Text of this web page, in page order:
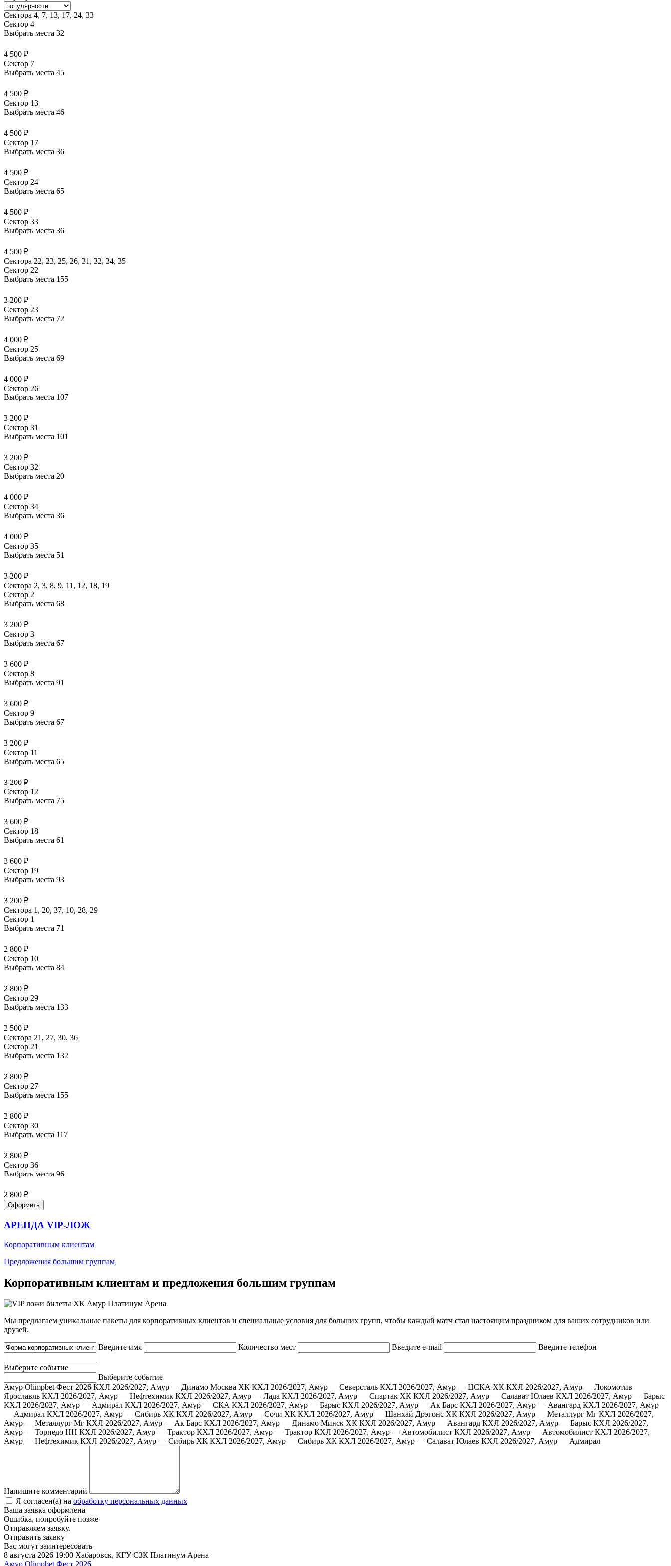
Сектора 4, 7, 13, 17, 24, 33
Сектор 4
Выбрать места 32
4 500 ₽
Сектор 7
Выбрать места 45
4 500 ₽
Сектор 13
Выбрать места 46
4 500 ₽
Сектор 17
Выбрать места 36
4 500 ₽
Сектор 24
Выбрать места 65
4 500 ₽
Сектор 33
Выбрать места 36
4 500 ₽
Сектора 22, 23, 25, 26, 31, 32, 34, 35
Сектор 22
Выбрать места 155
3 200 ₽
Сектор 23
Выбрать места 72
4 000 ₽
Сектор 25
Выбрать места 69
4 000 ₽
Сектор 26
Выбрать места 107
3 200 ₽
Сектор 31
Выбрать места 101
3 200 ₽
Сектор 32
Выбрать места 20
4 000 ₽
Сектор 34
Выбрать места 36
4 000 ₽
Сектор 35
Выбрать места 51
3 200 ₽
Сектора 2, 3, 8, 9, 11, 12, 18, 19
Сектор 2
Выбрать места 68
3 200 ₽
Сектор 3
Выбрать места 67
3 600 ₽
Сектор 8
Выбрать места 91
3 600 ₽
Сектор 9
Выбрать места 67
3 200 ₽
Сектор 11
Выбрать места 65
3 200 ₽
Сектор 12
Выбрать места 75
3 600 ₽
Сектор 18
Выбрать места 61
3 600 ₽
Сектор 19
Выбрать места 93
3 200 ₽
Сектора 1, 20, 37, 10, 28, 29
Сектор 1
Выбрать места 71
2 800 ₽
Сектор 10
Выбрать места 84
2 800 ₽
Сектор 29
Выбрать места 133
2 500 ₽
Сектора 21, 27, 30, 36
Сектор 21
Выбрать места 132
2 800 ₽
Сектор 27
Выбрать места 155
2 800 ₽
Сектор 30
Выбрать места 117
2 800 ₽
Сектор 36
Выбрать места 96
2 800 ₽
Оформить
АРЕНДА VIP-ЛОЖ
Корпоративным клиентам
Предложения большим группам
Корпоративным клиентам и предложения большим группам
Мы предлагаем уникальные пакеты для корпоративных клиентов и специальные условия для больших групп, чтобы каждый матч стал настоящим праздником для ваших сотрудников или
друзей.
Введите имя Количество мест Введите e-mail Введите телефон
Выберите событие
Выберите событие
Амур Olimpbet Фест 2026 КХЛ 2026/2027, Амур — Динамо Москва ХК КХЛ 2026/2027, Амур — Северсталь КХЛ 2026/2027, Амур — ЦСКА ХК КХЛ 2026/2027, Амур — Локомотив
Ярославль КХЛ 2026/2027, Амур — Нефтехимик КХЛ 2026/2027, Амур — Лада КХЛ 2026/2027, Амур — Спартак ХК КХЛ 2026/2027, Амур — Салават Юлаев КХЛ 2026/2027, Амур — Барыс
КХЛ 2026/2027, Амур — Адмирал КХЛ 2026/2027, Амур — СКА КХЛ 2026/2027, Амур — Барыс КХЛ 2026/2027, Амур — Ак Барс КХЛ 2026/2027, Амур — Авангард КХЛ 2026/2027, Амур
— Адмирал КХЛ 2026/2027, Амур — Сибирь ХК КХЛ 2026/2027, Амур — Сочи ХК КХЛ 2026/2027, Амур — Шанхай Дрэгонс ХК КХЛ 2026/2027, Амур — Металлург Мг КХЛ 2026/2027,
Амур — Металлург Мг КХЛ 2026/2027, Амур — Ак Барс КХЛ 2026/2027, Амур — Динамо Минск ХК КХЛ 2026/2027, Амур — Авангард КХЛ 2026/2027, Амур — Барыс КХЛ 2026/2027,
Амур — Торпедо НН КХЛ 2026/2027, Амур — Трактор КХЛ 2026/2027, Амур — Трактор КХЛ 2026/2027, Амур — Автомобилист КХЛ 2026/2027, Амур — Автомобилист КХЛ 2026/2027,
Амур — Нефтехимик КХЛ 2026/2027, Амур — Сибирь ХК КХЛ 2026/2027, Амур — Сибирь ХК КХЛ 2026/2027, Амур — Салават Юлаев КХЛ 2026/2027, Амур — Адмирал
Напишите комментарий
Я согласен(а) на обработку персональных данных
Ваша заявка оформлена
Ошибка, попробуйте позже
Отправляем заявку.
Отправить заявку
Вас могут заинтересовать
8 августа 2026 19:00 Хабаровск, КГУ СЗК Платинум Арена
Амур Olimpbet Фест 2026